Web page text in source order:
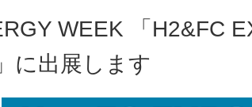
WEEK 「H2&FC
に出展します